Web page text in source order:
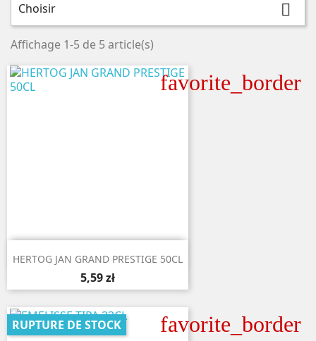
Choisir 
Affichage 1-5 de 5 article(s)
favorite_border
 Aperçu rapide
HERTOG JAN GRAND PRESTIGE 50CL
5,59 zł
favorite_border
RUPTURE DE STOCK